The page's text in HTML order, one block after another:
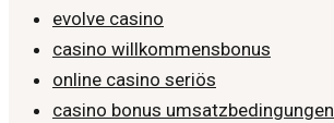
evolve casino
casino willkommensbonus
online casino seriös
casino bonus umsatzbedingungen